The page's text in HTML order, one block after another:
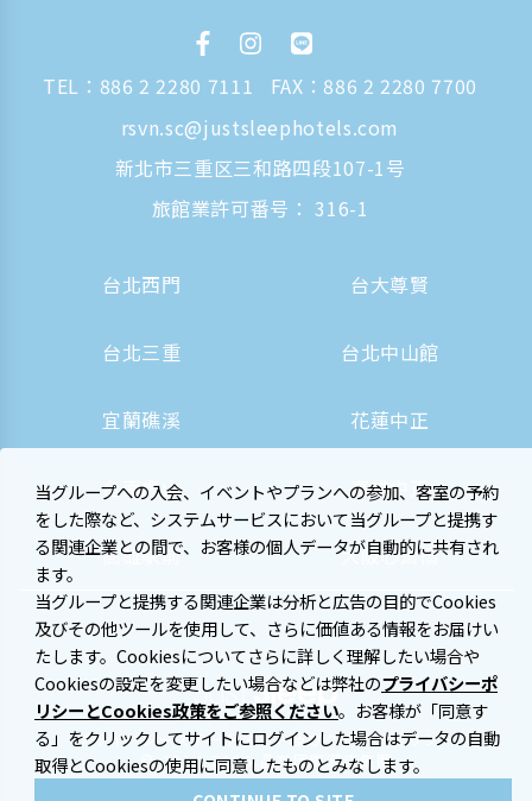
TEL： 886 2 2280 7111
FAX：886 2 2280 7700
rsvn.sc@justsleephotels.com
新北市三重区三和路四段107-1号
旅館業許可番号： 316-1
台北西門 台大尊賢
台北三重 台北中山館
宜蘭礁溪 花蓮中正
台南虎山 高雄中正
高雄駅前 大阪心斎橋
プライバシーステートメント及びクッキーポリシー
© 2014-2026 晶華國際酒店集團
当グループへの入会、イベントやプランへの参加、客室の予約
をした際など、システムサービスにおいて当グループと提携す
る関連企業との間で、お客様の個人データが自動的に共有され
ます。
当グループと提携する関連企業は分析と広告の目的でCookies
及びその他ツールを使用して、さらに価値ある情報をお届けい
たします。Cookiesについてさらに詳しく理解したい場合や
Cookiesの設定を変更したい場合などは弊社のプライバシーポ
リシーとCookies政策をご参照ください。お客様が「同意す
る」をクリックしてサイトにログインした場合はデータの自動
取得とCookiesの使用に同意したものとみなします。